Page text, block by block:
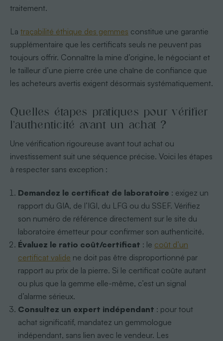
traitement.
La traçabilité éthique des gemmes constitue une garantie
supplémentaire que les certificats seuls ne peuvent pas
toujours offrir. Connaître la mine d’origine, le négociant et
le tailleur d’une pierre crée une chaîne de confiance que
les acheteurs avertis exigent désormais systématiquement.
Quelles étapes pratiques pour vérifier
l’authenticité avant un achat ?
Une vérification rigoureuse avant tout achat ou
investissement suit une séquence précise. Voici les étapes
à respecter sans exception :
Demandez le certificat de laboratoire : exigez un
rapport du GIA, de l’IGI, du LFG ou du SSEF. Vérifiez
son numéro de référence directement sur le site du
laboratoire émetteur pour confirmer son authenticité.
Évaluez le ratio coût/certificat : le coût d’un
certificat valide ne doit pas être disproportionné par
rapport au prix de la pierre. Si le certificat coûte autant
ou plus que la gemme elle-même, c’est un signal
d’alarme sérieux.
Consultez un expert indépendant : pour tout
achat significatif, mandatez un gemmologue
indépendant, sans lien avec le vendeur. Les